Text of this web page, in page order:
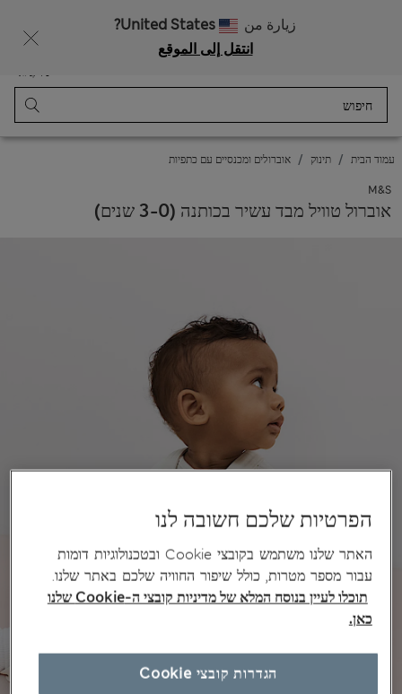
زيارة من
United States?
انتقل إلى الموقع
סל קניות
עמוד הבית תינוק אוברולים ומכנסיים עם כתפיות
M&S
אוברול טוויל מבד עשיר בכותנה (0-‏3 שנים)
הפרטיות שלכם חשובה לנו
האתר שלנו משתמש בקובצי Cookie ובטכנולוגיות דומות
עבור מספר מטרות, כולל שיפור החוויה שלכם באתר שלנו.
תוכלו לעיין בנוסח המלא של מדיניות קובצי ה-Cookie שלנו
כאן.
הגדרות קובצי Cookie